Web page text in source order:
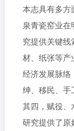
本志具有多方
泉青瓷窑业
究提供关键
材、纸张等产
经济发展脉络
绅、移民、手
其四，赋役、
研究提供了原